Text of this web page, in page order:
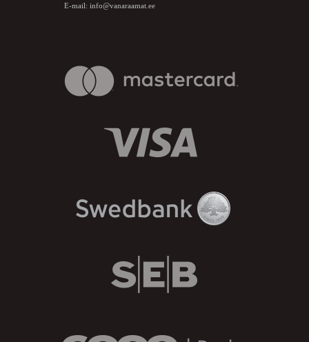
E-mail: info@vanaraamat.ee